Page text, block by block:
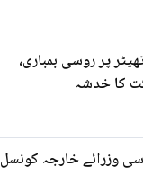
پر روسی بمباری،
سی وزرائے خارجہ کونسل